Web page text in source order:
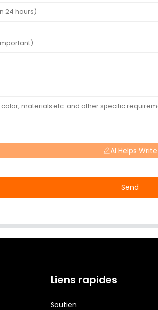
AI Helps Write
Send
Liens rapides
Soutien